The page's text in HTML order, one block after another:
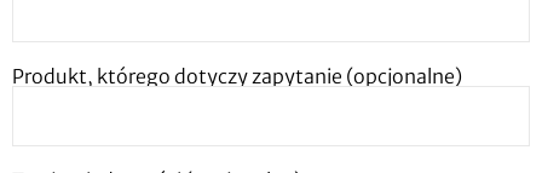
Produkt, którego dotyczy zapytanie (opcjonalne)